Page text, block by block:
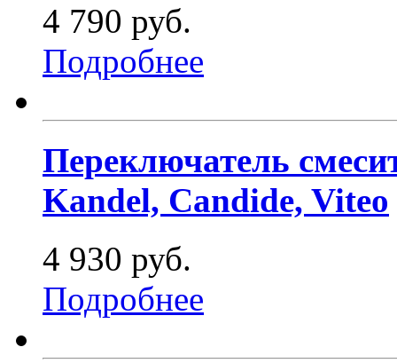
4 790 руб.
Подробнее
Переключатель
Kandel, Candide, Viteo
4 930 руб.
Подробнее